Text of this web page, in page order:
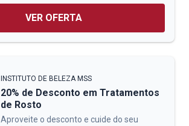
VER OFERTA
INSTITUTO DE BELEZA MSS
20% de Desconto em Tratamentos
de Rosto
Aproveite o desconto e cuide do seu